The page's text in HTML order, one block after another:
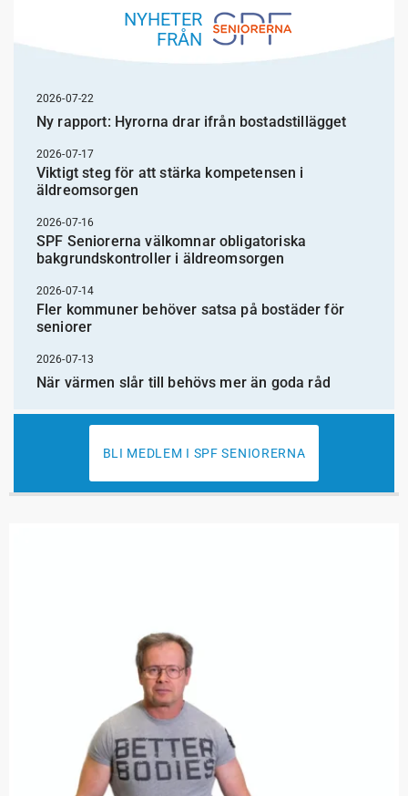
NYHETER
FRÅN
2026-07-22
Ny rapport: Hyrorna drar ifrån bostadstillägget
2026-07-17
Viktigt steg för att stärka kompetensen i
äldreomsorgen
2026-07-16
SPF Seniorerna välkomnar obligatoriska
bakgrundskontroller i äldreomsorgen
2026-07-14
Fler kommuner behöver satsa på bostäder för
seniorer
2026-07-13
När värmen slår till behövs mer än goda råd
BLI MEDLEM I SPF SENIORERNA